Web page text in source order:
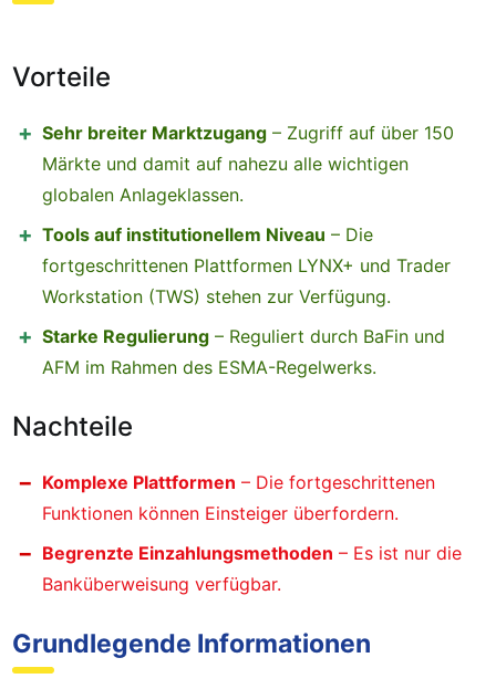
Vorteile
Sehr breiter Marktzugang – Zugriff auf über 150
Märkte und damit auf nahezu alle wichtigen
globalen Anlageklassen.
Tools auf institutionellem Niveau – Die
fortgeschrittenen Plattformen LYNX+ und Trader
Workstation (TWS) stehen zur Verfügung.
Starke Regulierung – Reguliert durch BaFin und
AFM im Rahmen des ESMA-Regelwerks.
Nachteile
Komplexe Plattformen – Die fortgeschrittenen
Funktionen können Einsteiger überfordern.
Begrenzte Einzahlungsmethoden – Es ist nur die
Banküberweisung verfügbar.
Grundlegende Informationen